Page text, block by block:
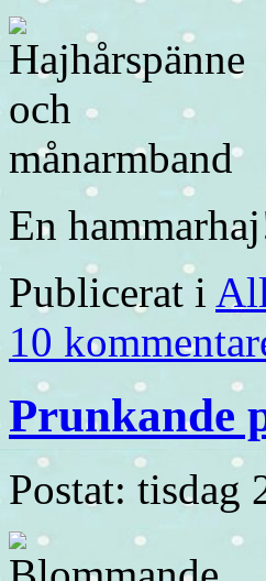
En
Publicerat i
10
Prunkande
Postat: tisdag